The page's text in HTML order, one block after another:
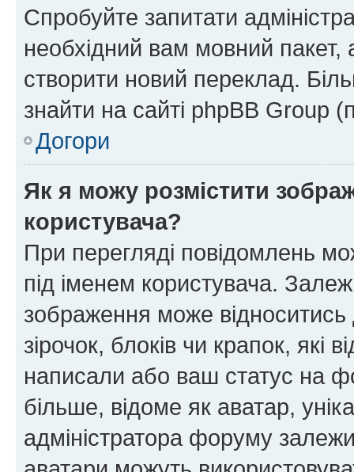
Спробуйте запитати
необхідний вам мовний
створити новий переклад.
знайти на сайті phpBB Group
Догори
Як я можу розмістити
користувача?
При перегляді повідомлень
під іменем користувача.
зображення може відноситись
зірочок, блоків чи крапок, які
написали або ваш статус на
більше, відоме як аватар,
адміністратора форуму